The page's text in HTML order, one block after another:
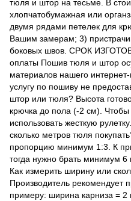
тюля и штор на тесьме. В
хлопчатобумажная или
двумя рядами петелек для
Вашим замерам; 3)
боковых швов. СРОК
оплаты Пошив тюля и штор
материалов нашего интернет-
услугу по пошиву не
штор или тюля? Высота
крючка до пола (-2 см). Чтобы
использовать жесткую
сколько метров тюля
пропорцию минимум 1:3. К
тогда нужно брать минимум
Как измерить ширину или
Производитель
примеру: ширина карниза =